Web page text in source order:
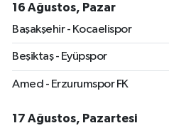
16 Ağustos, Pazar
Başakşehir - Kocaelispor
Beşiktaş - Eyüpspor
Amed - Erzurumspor FK
17 Ağustos, Pazartesi